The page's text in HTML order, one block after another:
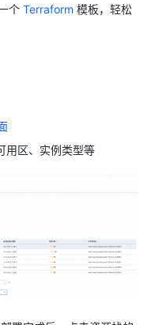
个 Terraform 模板，轻松
用区、实例类型等